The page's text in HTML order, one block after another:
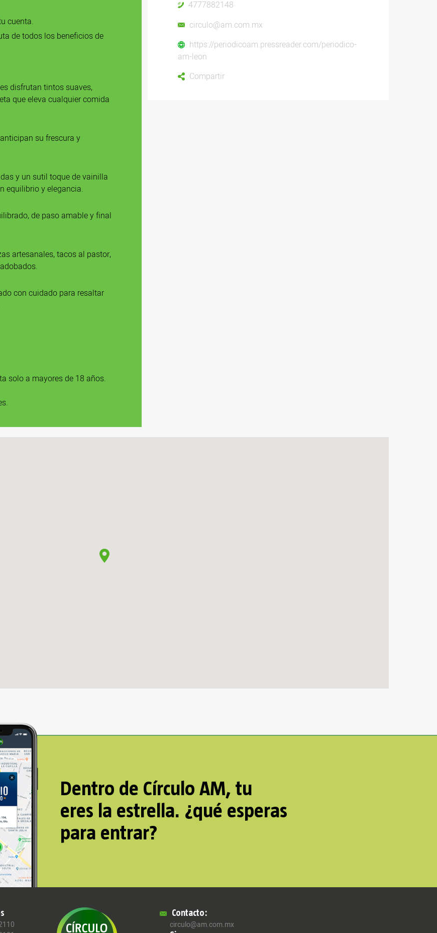
cuenta.
de todos los beneficios de
disfrutan tintos suaves,
que eleva cualquier comida
su frescura y
y un sutil toque de vainilla
equilibrio y elegancia.
de paso amable y final
artesanales, tacos al pastor,
con cuidado para resaltar
solo a mayores de 18 años.
4777882148
circulo@am.com.mx
https://periodicoam.pressreader.com/periodico-
am-leon
Compartir
Dentro de Círculo AM, tu
eres la estrella. ¿qué esperas
para entrar?
Contacto:
circulo@am.com.mx